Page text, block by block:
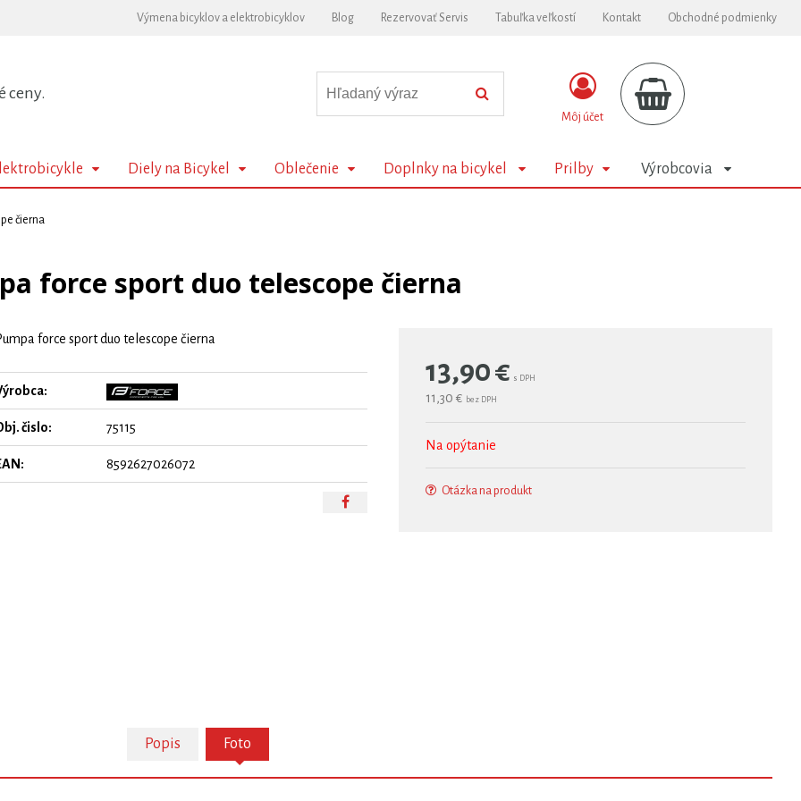
ceny.
Výmena bicyklov a elektrobicyklov Blog Rezervovať Servis Tabuľka veľkostí Kontakt Obchodné podmienky
Môj účet
Diely na Bicykel Oblečenie Doplnky na bicykel Prilby Výrobcovia
čierna
force sport duo telescope čierna
13,90€ s DPH
11,30 € bez DPH
Na opýtanie
Otázka na produkt
force sport duo telescope čierna
čislo: 75115
8592627026072
Popis Foto